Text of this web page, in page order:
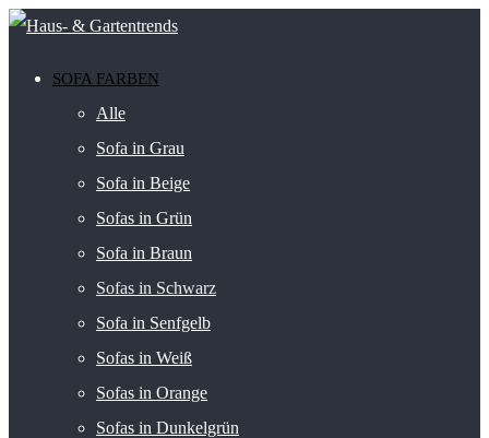
SOFA FARBEN
Alle
Sofa in Grau
Sofa in Beige
Sofas in Grün
Sofa in Braun
Sofas in Schwarz
Sofa in Senfgelb
Sofas in Weiß
Sofas in Orange
Sofas in Dunkelgrün